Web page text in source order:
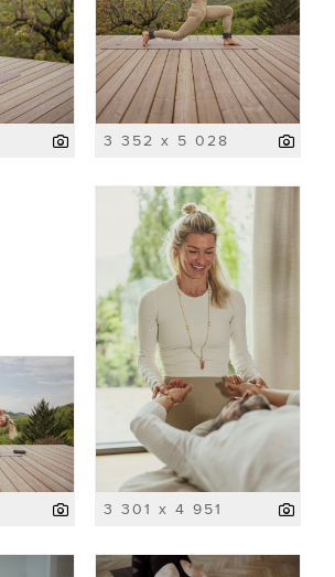
3 352 x 5 028
3 301 x 4 951